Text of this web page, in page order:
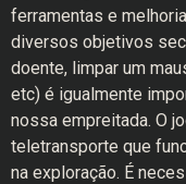
ferramentas e
diversos objetivos
doente, limpar um
etc) é igualmente
nossa empreitada. O
teletransporte que
na exploração. É